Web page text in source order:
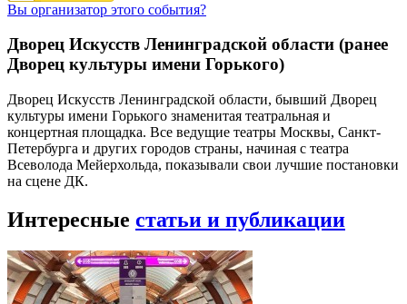
Вы организатор этого события?
Дворец Искусств Ленинградской области (ранее
Дворец культуры имени Горького)
Дворец Искусств Ленинградской области, бывший Дворец
культуры имени Горького знаменитая театральная и
концертная площадка. Все ведущие театры Москвы, Санкт-
Петербурга и других городов страны, начиная с театра
Всеволода Мейерхольда, показывали свои лучшие постановки
на сцене ДК.
Интересные статьи и публикации